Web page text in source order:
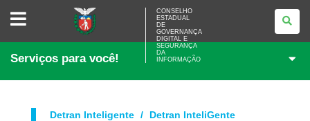
CONSELHO
ESTADUAL
GOVERNANÇA
E
DA
CONSELHO
ESTADUAL
DE
GOVERNANÇA
DIGITAL E
SEGURANÇA
DA
INFORMAÇÃO
Serviços para você!
Detran Inteligente Detran InteliGente